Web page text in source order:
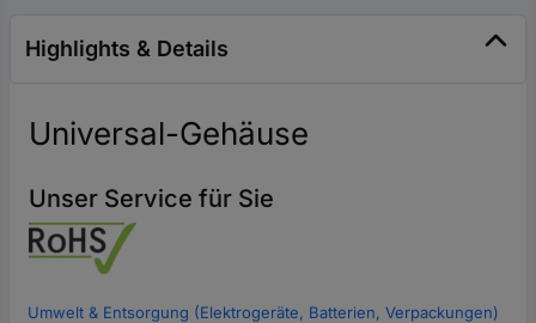
Highlights & Details
Universal-Gehäuse
Unser Service für Sie
Umwelt & Entsorgung (Elektrogeräte, Batterien, Verpackungen)